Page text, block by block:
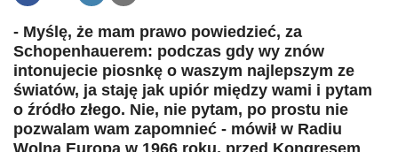
- Myślę, że mam prawo powiedzieć, za
Schopenhauerem: podczas gdy wy znów
intonujecie piosnkę o waszym najlepszym ze
światów, ja staję jak upiór między wami i pytam
o źródło złego. Nie, nie pytam, po prostu nie
pozwalam wam zapomnieć - mówił w Radiu